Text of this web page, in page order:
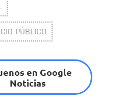
PÚBLICO
en Google
Noticias